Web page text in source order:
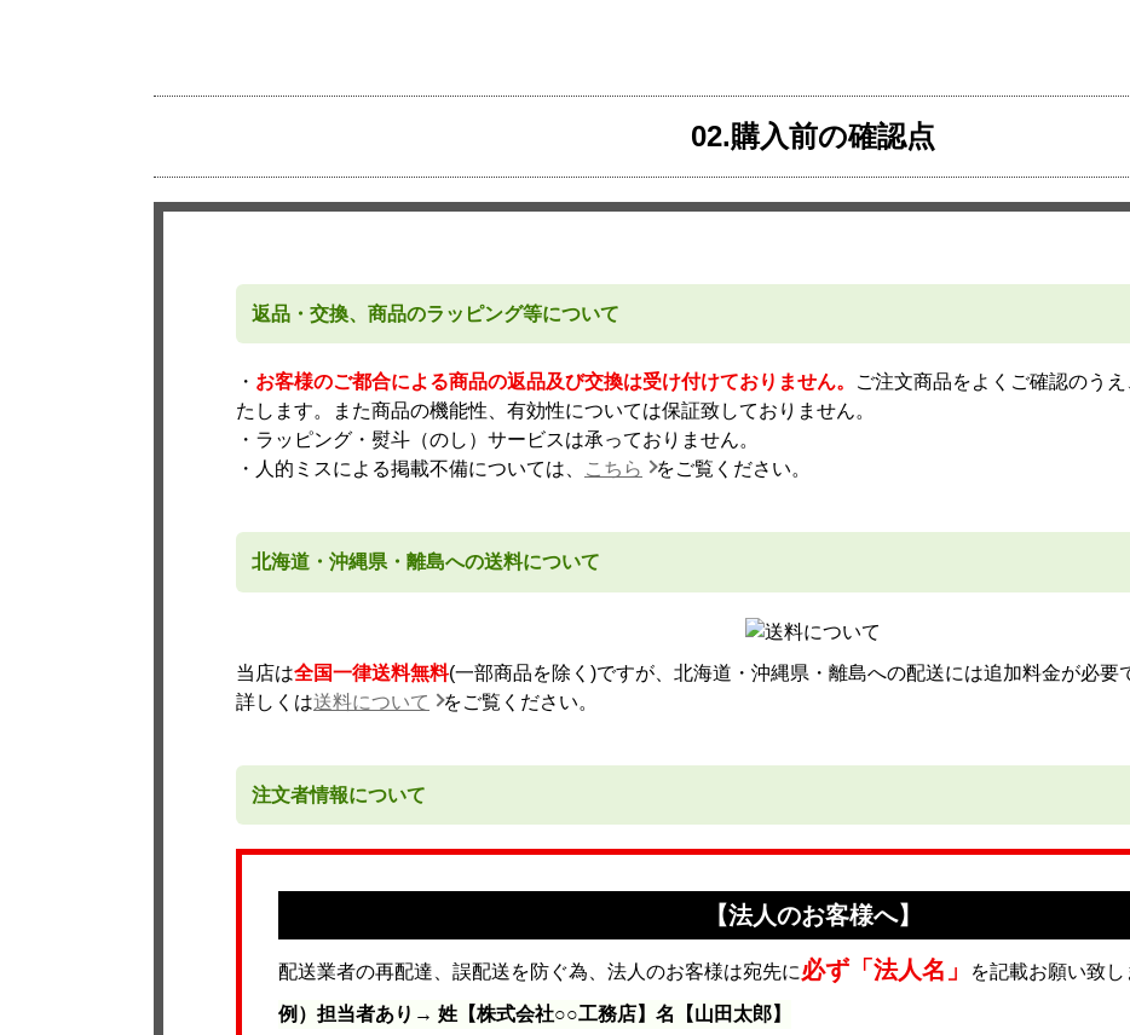
02.購入前の確認点
返品・交換、商品のラッピング等について
・ お客様のご都合による商品の返品及び交換は受け付けておりません。
ご注文商品をよくご確認のう
たします。また商品の機能性、有効性については保証致しておりません。
・ラッピング・熨斗（のし）サービスは承っておりません。
・人的ミスによる掲載不備については、
こちら をご覧ください。
北海道・沖縄県・離島への送料について
当店は全国一律送料無料(一部商品を除く)ですが、北海道・沖縄県・離島への配送には追加料金が必要
詳しくは送料について をご覧ください。
注文者情報について
【法人のお客様へ】
配送業者の再配達、誤配送を防ぐ為、法人のお客様は宛先に必ず「法人名」 を記載お願い致し
例）担当者あり→ 姓【株式会社○○工務店】名【山田太郎】